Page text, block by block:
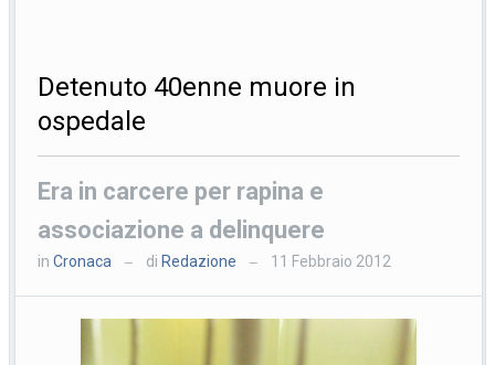
Detenuto 40enne muore in
ospedale
Era in carcere per rapina e
associazione a delinquere
inCronaca — di Redazione — 11 Febbraio 2012